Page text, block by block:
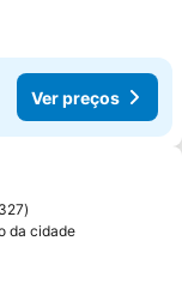
Ver preços
favoritos
327
da cidade